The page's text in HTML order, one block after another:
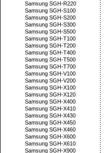
Samsung SGH-R220
Samsung SGH-S100
Samsung SGH-S200
Samsung SGH-S300
Samsung SGH-S500
Samsung SGH-T100
Samsung SGH-T200
Samsung SGH-T400
Samsung SGH-T500
Samsung SGH-T700
Samsung SGH-V100
Samsung SGH-V200
Samsung SGH-X100
Samsung SGH-X120
Samsung SGH-X400
Samsung SGH-X410
Samsung SGH-X430
Samsung SGH-X450
Samsung SGH-X460
Samsung SGH-X600
Samsung SGH-X610
Samsung SGH-X900